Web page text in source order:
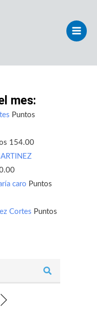
Menu
mes:
Puntos
154.00
caro Puntos
Cortes Puntos